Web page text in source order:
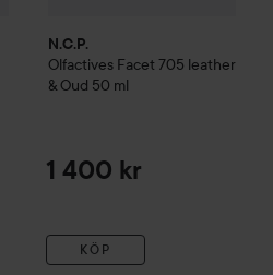
N.C.P.
Olfactives Facet 705 leather
& Oud 50 ml
1 400 kr
KÖP